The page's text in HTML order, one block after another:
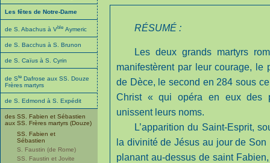
Les fêtes de Notre-Dame
de S. Abachus à Vble Aymeric
de S. Bacchus à S. Brunon
de S. Caïus à S. Cyrin
de Ste Dafrose aux SS. Douze
Frères martyrs
de S. Edmond à S. Expédit
des SS. Fabien et Sébastien
aux SS. Frères martyrs (Douze)
SS. Fabien et
Sébastien
S. Faustin (de Rome)
SS. Faustin et Jovite
RÉSUMÉ :
Les deux grands martyrs
manifestèrent par leur courage, le
de Dèce, le second en 284 sous
Christ « qui opéra en eux des
unissent leurs noms.
L’apparition du Saint-Esprit,
la divinité de Jésus au jour de
planant au-dessus de saint